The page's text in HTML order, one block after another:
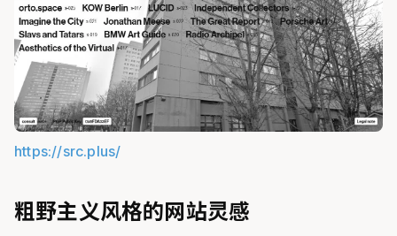
https://src.plus/
粗野主义风格的网站灵感